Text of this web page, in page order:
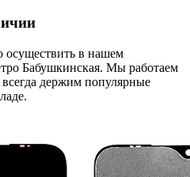
осуществить в нашем
Бабушкинская. Мы работаем
держим популярные